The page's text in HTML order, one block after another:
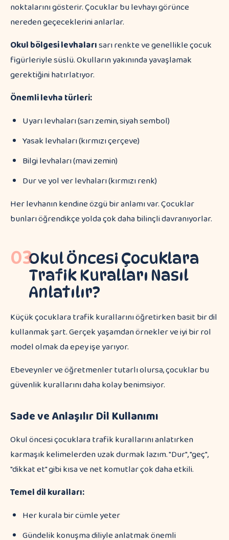
noktalarını gösterir. Çocuklar bu levhayı görünce
nereden geçeceklerini anlarlar.
Okul bölgesi levhalarısarı renkte ve genellikle çocuk
figürleriyle süslü. Okulların yakınında yavaşlamak
gerektiğini hatırlatıyor.
Önemli levha türleri:
Uyarı levhaları (sarı zemin, siyah sembol)
Yasak levhaları (kırmızı çerçeve)
Bilgi levhaları (mavi zemin)
Dur ve yol ver levhaları (kırmızı renk)
Her levhanın kendine özgü bir anlamı var. Çocuklar
bunları öğrendikçe yolda çok daha bilinçli davranıyorlar.
03Okul Öncesi Çocuklara
Trafik Kuralları Nasıl
Anlatılır?
Küçük çocuklara trafik kurallarını öğretirken basit bir dil
kullanmak şart. Gerçek yaşamdan örnekler ve iyi bir rol
model olmak da epey işe yarıyor.
Ebeveynler ve öğretmenler tutarlı olursa, çocuklar bu
güvenlik kurallarını daha kolay benimsiyor.
Sade ve Anlaşılır Dil Kullanımı
Okul öncesi çocuklara trafik kurallarını anlatırken
karmaşık kelimelerden uzak durmak lazım. "Dur", "geç",
"dikkat et" gibi kısa ve net komutlar çok daha etkili.
Temel dil kuralları:
Her kurala bir cümle yeter
Gündelik konuşma diliyle anlatmak önemli